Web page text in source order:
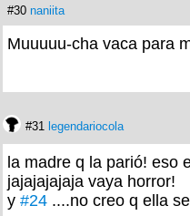
#30 naniita
Muuuuu-cha vaca para
#31 legendariocola
la madre q la parió! eso
jajajajajaja vaya horror!
y #24 ....no creo q ella